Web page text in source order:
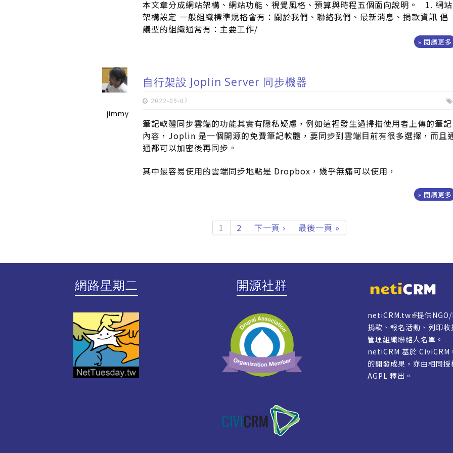
本文章分成網站架構、網站功能、視覺風格、預算與時程五個面向說明。 1. 網站
架構設定 一般組織標準規格會有：關於我們、聯絡我們、最新消息、捐款資訊 倡
議型的組織通常有：主要工作/
» 閱讀更多
jimmy
自行架設 Joplin Server 同步機器
2022-09-07
筆記軟體同步雲端的功能其實有隱私疑慮，例如這裡發生過掃描使用者上傳的筆記
內容，Joplin 是一個開源的免費筆記軟體，要同步到雲端目前有很多選擇，而且
通都可以加密後再同步。
其中最容易使用的雲端同步地點是 Dropbox，幾乎無痛可以使用，
» 閱讀更多
1 2 下一頁 › 最後一頁 »
網路星期二 開源社群
netiCRM.tw
提供
捐款、報名活動、列印
管理組織聯絡人名單。
netiCRM 基於 CiviCRM
的開發成果，亦由相同
AGPL 釋出。